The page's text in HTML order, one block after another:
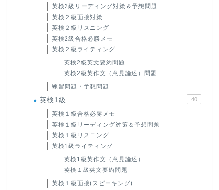
英検2級リーディング対策＆予想問題
英検２級面接対策
英検２級リスニング
英検2級合格必勝メモ
英検２級ライティング
英検2級英文要約問題
英検2級英作文（意見論述）問題
練習問題・予想問題
英検1級 40
英検１級合格必勝メモ
英検１級リーディング対策＆予想問題
英検１級リスニング
英検1級ライティング
英検1級英作文（意見論述）
英検１級英文要約問題
英検１級面接(スピーキング)